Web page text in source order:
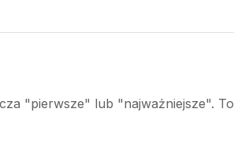
"pierwsze" lub "najważniejsze". To